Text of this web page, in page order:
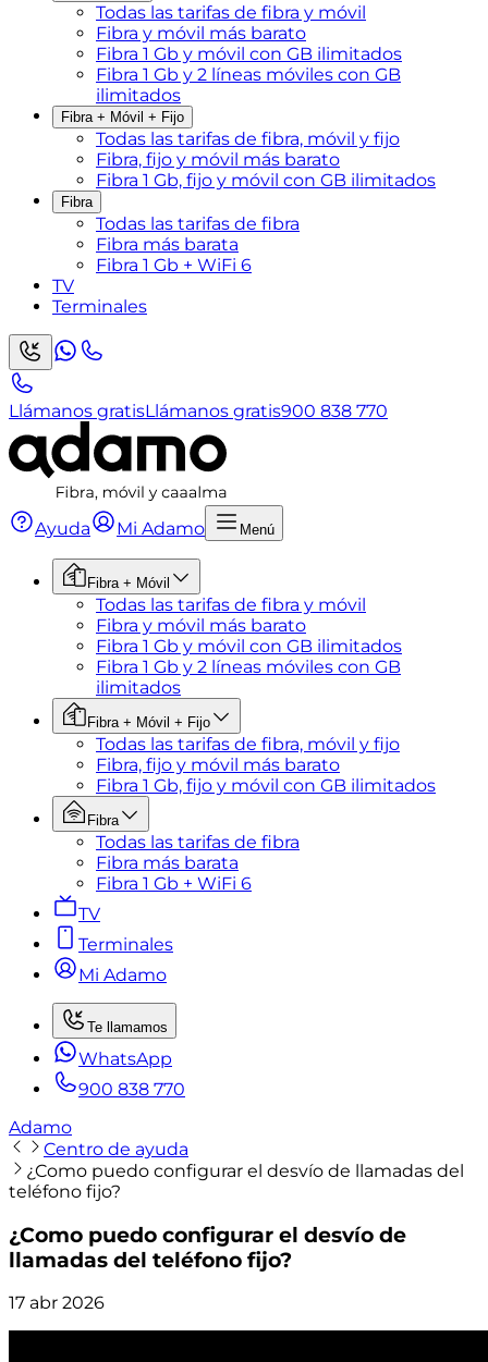
Todas las tarifas de fibra y móvil
Fibra y móvil más barato
Fibra 1 Gb y móvil con GB ilimitados
Fibra 1 Gb y 2 líneas móviles con GB
ilimitados
Fibra + Móvil + Fijo
Todas las tarifas de fibra, móvil y fijo
Fibra, fijo y móvil más barato
Fibra 1 Gb, fijo y móvil con GB ilimitados
Fibra
Todas las tarifas de fibra
Fibra más barata
Fibra 1 Gb + WiFi 6
TV
Terminales
Llámanos gratisLlámanos gratis900 838 770
Ayuda Mi Adamo Menú
Fibra + Móvil
Todas las tarifas de fibra y móvil
Fibra y móvil más barato
Fibra 1 Gb y móvil con GB ilimitados
Fibra 1 Gb y 2 líneas móviles con GB
ilimitados
Fibra + Móvil + Fijo
Todas las tarifas de fibra, móvil y fijo
Fibra, fijo y móvil más barato
Fibra 1 Gb, fijo y móvil con GB ilimitados
Fibra
Todas las tarifas de fibra
Fibra más barata
Fibra 1 Gb + WiFi 6
TV
Terminales
Mi Adamo
Te llamamos
WhatsApp
900 838 770
Adamo
Centro de ayuda
¿Como puedo configurar el desvío de llamadas del
teléfono fijo?
¿Como puedo configurar el desvío de
llamadas del teléfono fijo?
17 abr 2026